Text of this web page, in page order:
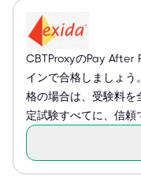
CBTProxyのPay After
インで合格しましょう
格の場合は、受験料を
定試験すべてに、信頼